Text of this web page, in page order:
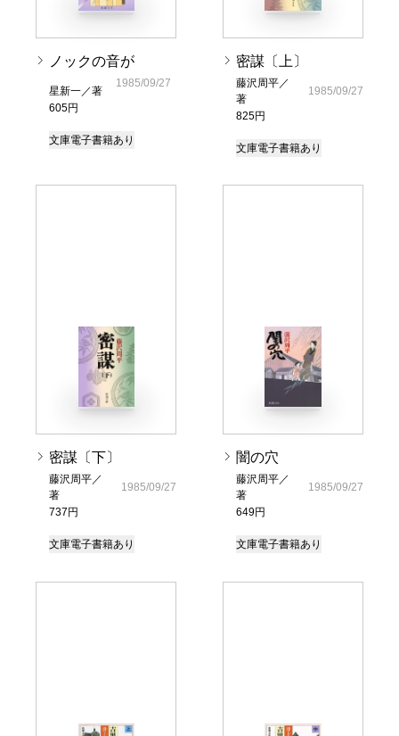
ノックの音が
星新一／著
605円
1985/09/27
文庫電子書籍あり
密謀〔上〕
藤沢周平／
著
825円
1985/09/27
文庫電子書籍あり
密謀〔下〕
藤沢周平／
著
737円
1985/09/27
文庫電子書籍あり
闇の穴
藤沢周平／
著
649円
1985/09/27
文庫電子書籍あり